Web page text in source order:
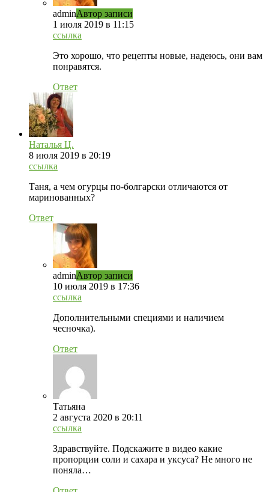
adminАвтор записи
1 июля 2019 в 11:15
ссылка
Это хорошо, что рецепты новые, надеюсь, они вам
понравятся.
Ответ
Наталья Ц.
8 июля 2019 в 20:19
ссылка
Таня, а чем огурцы по-болгарски отличаются от
маринованных?
Ответ
adminАвтор записи
10 июля 2019 в 17:36
ссылка
Дополнительными специями и наличием
чесночка).
Ответ
Татьяна
2 августа 2020 в 20:11
ссылка
Здравствуйте. Подскажите в видео какие
пропорции соли и сахара и уксуса? Не много не
поняла…